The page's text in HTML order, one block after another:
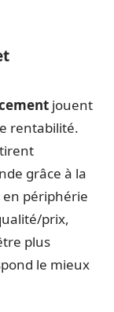
jouent
rentabilité.
grâce à la
en périphérie
prix,
plus
le mieux